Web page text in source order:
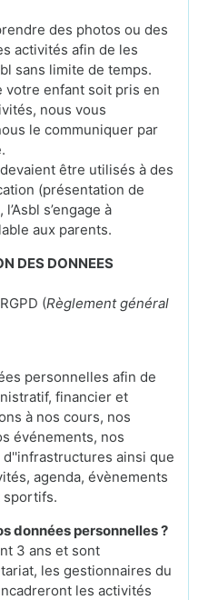
des photos ou des
activités afin de les
sans limite de temps.
votre enfant soit pris en
nous vous
le communiquer par
être utilisés à des
(présentation de
s’engage à
aux parents.
DES DONNEES
(Règlement général
personnelles afin de
financier et
à nos cours, nos
événements, nos
ainsi que
agenda, évènements
sportifs.
données personnelles ?
3 ans et sont
les gestionnaires du
les activités